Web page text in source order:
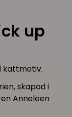
up
kattmotiv.
skapad i
Anneleen